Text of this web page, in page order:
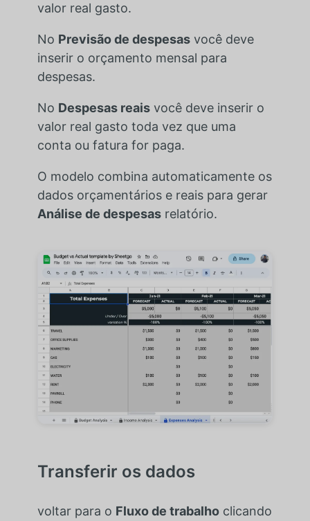
valor real gasto.
No Previsão de despesasvocê deve
inserir o orçamento mensal para
despesas.
No Despesas reaisvocê deve inserir o
valor real gasto toda vez que uma
conta ou fatura for paga.
O modelo combina automaticamente os
dados orçamentários e reais para gerar
Análise de despesasrelatório.
Transferir os dados
voltar para o Fluxo de trabalhoclicando